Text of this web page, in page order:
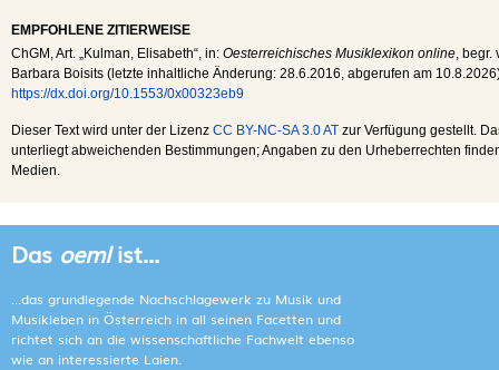
EMPFOHLENE ZITIERWEISE
ChGM , Art. „Kulman, Elisabeth“, in: Oesterreichisches Musiklexikon online ,
Barbara Boisits (letzte inhaltliche Änderung: 28.6.2016 , abgerufen am 10.8.2026
https://dx.doi.org/10.1553/0x00323eb9
Dieser Text wird unter der Lizenz CC BY-NC-SA 3.0 AT zur Verfügung gestellt.
unterliegt abweichenden Bestimmungen; Angaben zu den Urheberrechten
Medien.
Das oemlist...
...das grundlegende Nachschlagewerk zu Musik und
Musikleben in Österreich in all seinen Facetten und
richtet sich an die wissenschaftliche Fachwelt ebenso
wie an interessierte Laien.